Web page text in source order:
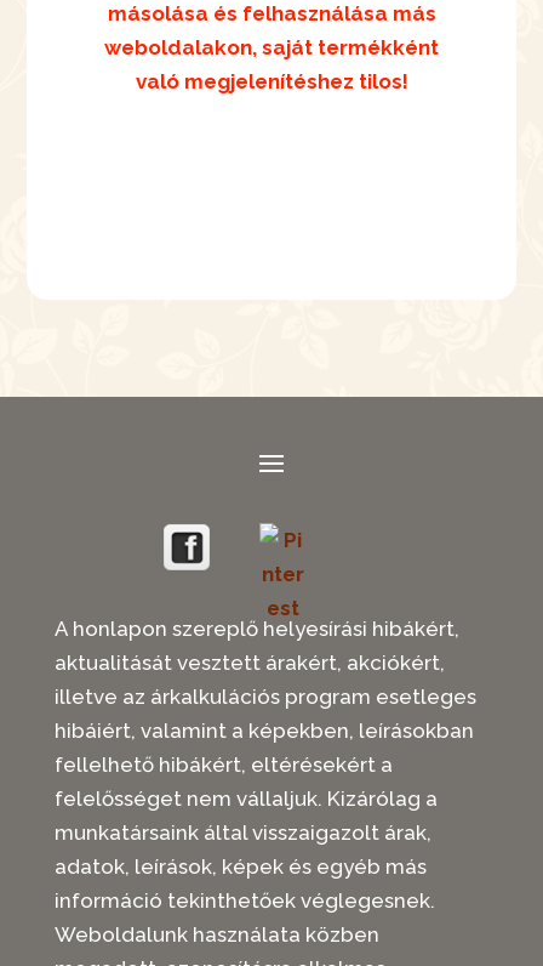
másolása és felhasználása más
weboldalakon, saját termékként
való megjelenítéshez tilos!
A honlapon szereplő helyesírási hibákért,
aktualitását vesztett árakért, akciókért,
illetve az árkalkulációs program esetleges
hibáiért, valamint a képekben, leírásokban
fellelhető hibákért, eltérésekért a
felelősséget nem vállaljuk. Kizárólag a
munkatársaink által visszaigazolt árak,
adatok, leírások, képek és egyéb más
információ tekinthetőek véglegesnek.
Weboldalunk használata közben